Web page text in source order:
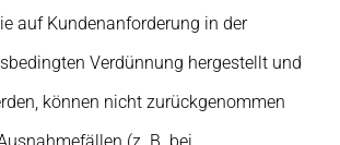
auf Kundenanforderung in der
Verdünnung hergestellt und
können nicht zurückgenommen
(z. B. bei